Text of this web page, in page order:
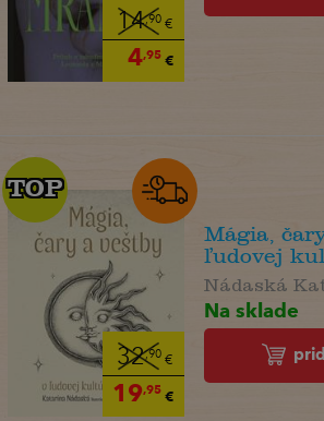
14,90€
4,95€
32,90€
19,95€
TOP
TOP
Mágia,
ľudovej
Nádaská
Na sklade